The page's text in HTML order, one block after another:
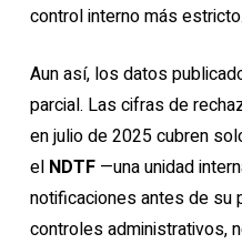
control interno más estricto.
Aun así, los datos
parcial. Las cifras de
en julio de 2025 cubren
el NDTF—una unidad
notificaciones antes de su
controles administrativos,